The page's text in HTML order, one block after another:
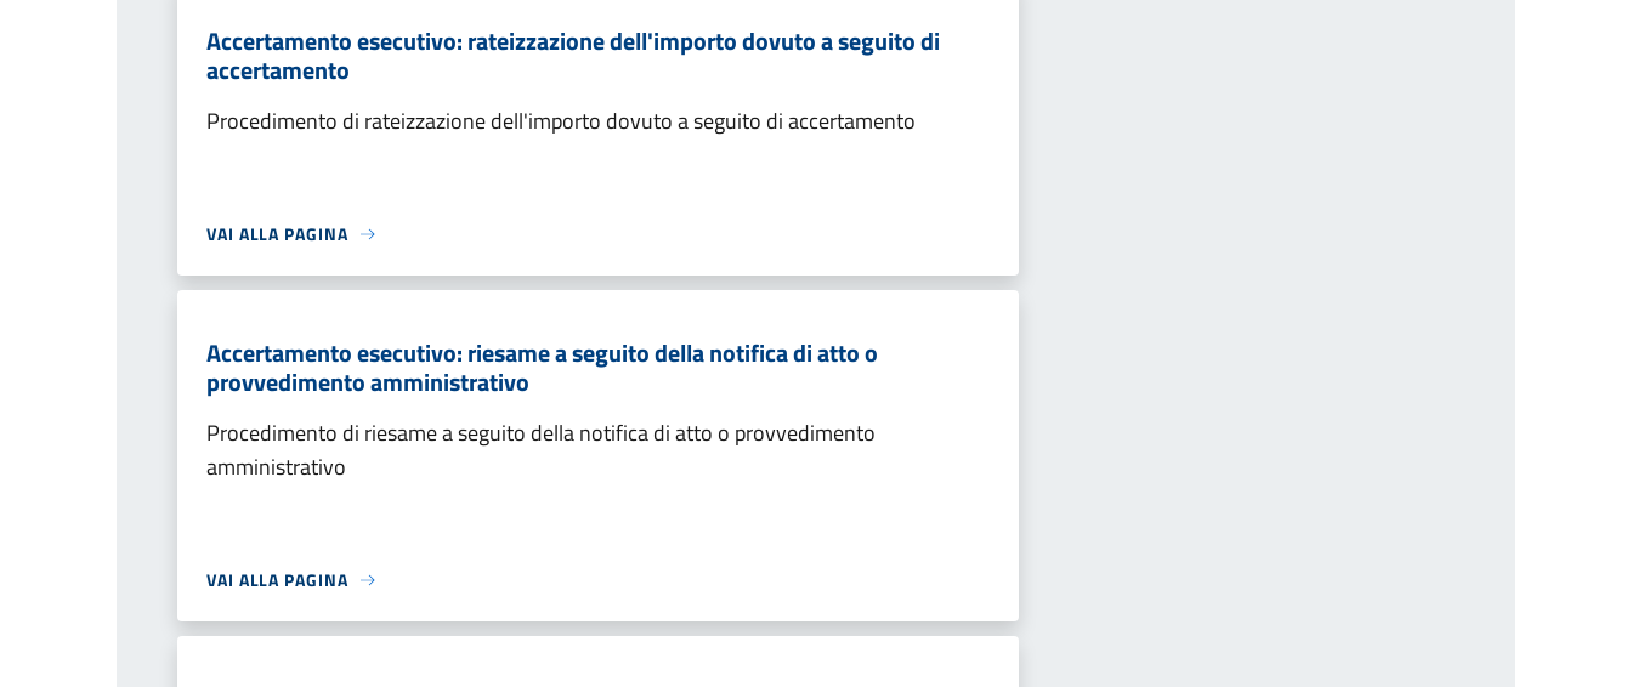
Accertamento esecutivo: rateizzazione dell'importo dovuto a seguito di
accertamento
Procedimento di rateizzazione dell'importo dovuto a seguito di accertamento
VAI ALLA PAGINA
Accertamento esecutivo: riesame a seguito della notifica di atto o
provvedimento amministrativo
Procedimento di riesame a seguito della notifica di atto o provvedimento
amministrativo
VAI ALLA PAGINA